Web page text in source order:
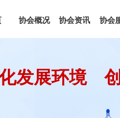
协会概况 协会资讯 协会
发展环境